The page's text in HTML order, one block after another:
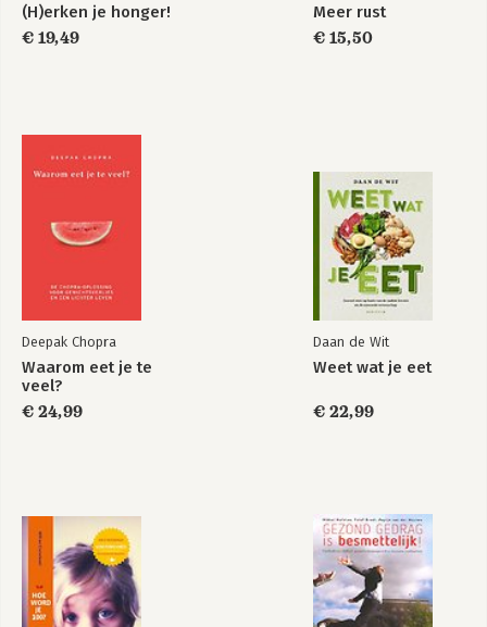
(H)erken je honger!
€ 19,49
Meer rust
€ 15,50
Deepak Chopra
Waarom eet je te
veel?
€ 24,99
Daan de Wit
Weet wat je eet
€ 22,99